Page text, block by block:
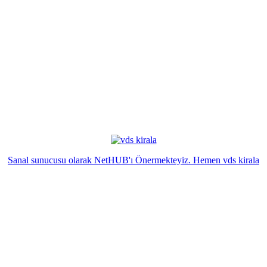
Sanal sunucusu olarak NetHUB'ı Önermekteyiz. Hemen vds kirala